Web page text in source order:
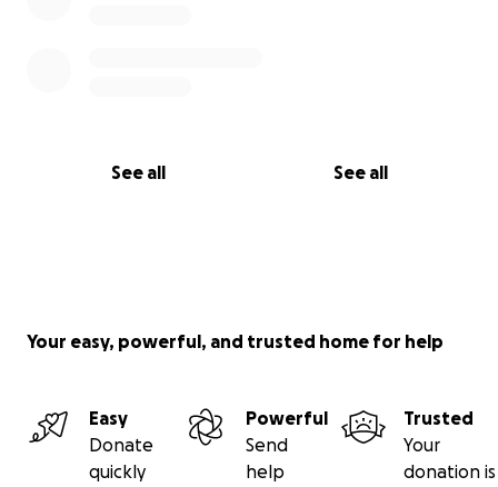
See all See all
Your easy, powerful, and trusted home for help
Easy
Donate
quickly
Powerful
Send
help
Trusted
Your
donation is